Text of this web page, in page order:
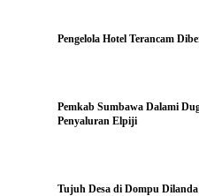
Pengelola Hotel Terancam
Pemkab Sumbawa Dalami
Penyaluran Elpiji
Tujuh Desa di Dompu